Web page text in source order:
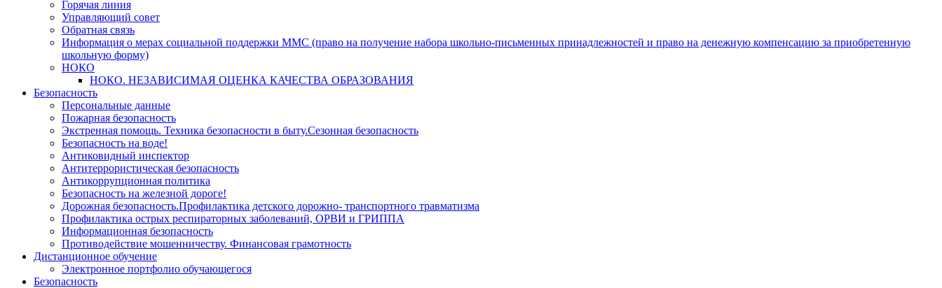
Горячая линия
Управляющий совет
Обратная связь
Информация о мерах социальной поддержки ММС (право на получение набора школьно-письменных принадлежностей и право на денежную компенсацию за приобретенную
школьную форму)
НОКО
НОКО. НЕЗАВИСИМАЯ ОЦЕНКА КАЧЕСТВА ОБРАЗОВАНИЯ
Безопасность
Персональные данные
Пожарная безопасность
Экстренная помощь. Техника безопасности в быту.Сезонная безопасность
Безопасность на воде!
Антиковидный инспектор
Антитеррористическая безопасность
Антикоррупционная политика
Безопасность на железной дороге!
Дорожная безопасность.Профилактика детского дорожно- транспортного травматизма
Профилактика острых респираторных заболеваний, ОРВИ и ГРИППА
Информационная безопасность
Противодействие мошенничеству. Финансовая грамотность
Дистанционное обучение
Электронное портфолио обучающегося
Безопасность